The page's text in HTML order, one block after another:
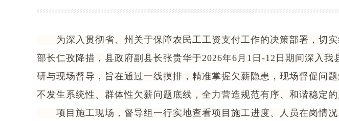
为深入贯彻省、州关于保障农民工工资支付工作的决策部署，切实
部长仁孜降措，县政府副县长张贵华于2026年6月1日-12日期间深入
研与现场督导，旨在通过一线摸排，精准掌握欠薪隐患，现场督促问
不发生系统性、群体性欠薪问题底线，全力营造规范有序、和谐稳定的
项目施工现场，督导组一行实地查看项目施工进度、人员在岗情况